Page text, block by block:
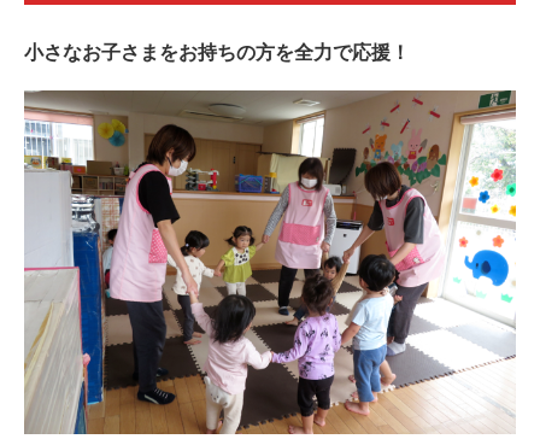
小さなお子さまをお持ちの方を全力で応援！